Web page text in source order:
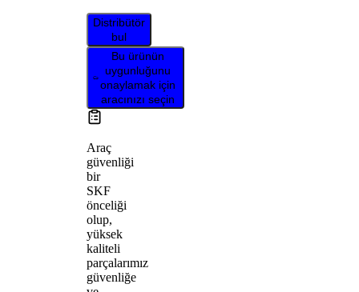
Distribütör
bul
Bu ürünün
uygunluğunu
onaylamak için
aracınızı seçin
Araç
güvenliği
bir
SKF
önceliği
olup,
yüksek
kaliteli
parçalarımız
güvenliğe